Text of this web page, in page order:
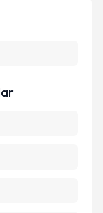
belirtilen